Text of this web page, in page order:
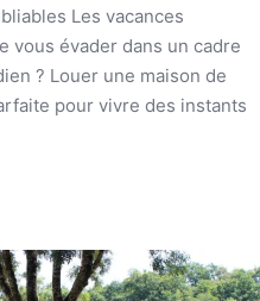
Les vacances
vous évader dans un cadre
? Louer une maison de
pour vivre des instants